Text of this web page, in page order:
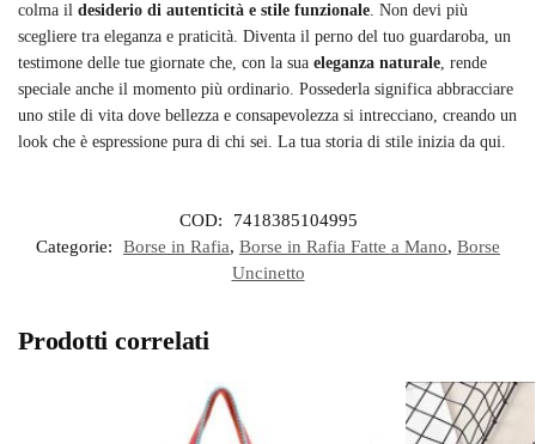
colma il desiderio di autenticità e stile funzionale. Non devi più
scegliere tra eleganza e praticità. Diventa il perno del tuo guardaroba, un
testimone delle tue giornate che, con la sua eleganza naturale, rende
speciale anche il momento più ordinario. Possederla significa abbracciare
uno stile di vita dove bellezza e consapevolezza si intrecciano, creando un
look che è espressione pura di chi sei. La tua storia di stile inizia da qui.
COD:
7418385104995
Categorie:
Borse in Rafia, Borse in Rafia Fatte a Mano, Borse
Uncinetto
Prodotti correlati